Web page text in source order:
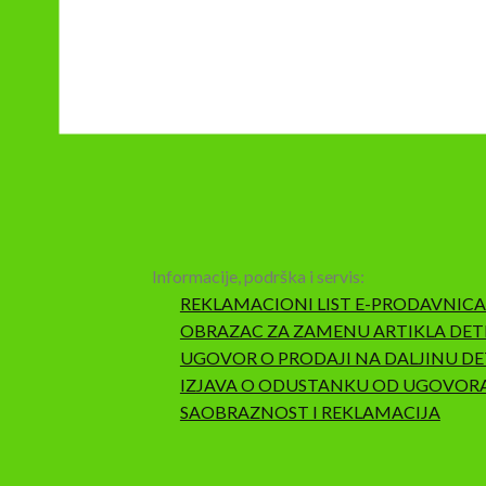
Informacije, podrška i servis:
REKLAMACIONI LIST E-
OBRAZAC ZA ZAMENU ARTIKLA
UGOVOR O PRODAJI NA DALJINU
IZJAVA O ODUSTANKU OD
SAOBRAZNOST I REKLAMACIJA